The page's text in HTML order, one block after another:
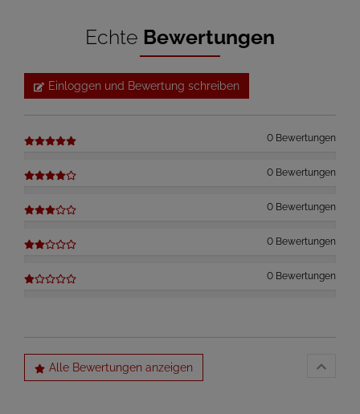
Echte Bewertungen
Einloggen und Bewertung schreiben
0 Bewertungen
0 Bewertungen
0 Bewertungen
0 Bewertungen
0 Bewertungen
Alle Bewertungen anzeigen